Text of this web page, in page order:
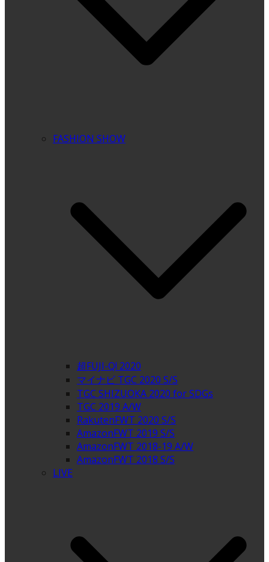
FASHION SHOW
超FUJI-Q! 2020
マイナビ TGC 2020 S/S
TGC SHIZUOKA 2020 for SDGs
TGC 2019 A/W
RakutenFWT 2020 S/S
AmazonFWT 2019 S/S
AmazonFWT 2018-19 A/W
AmazonFWT 2018 S/S
LIVE